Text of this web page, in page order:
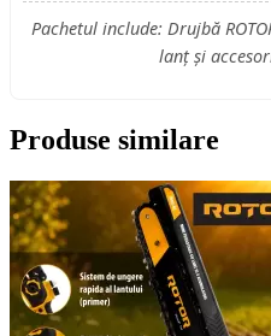
Pachetul include: Drujbă
lanț și
Produse similare